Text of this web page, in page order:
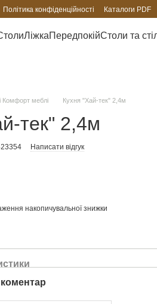
Політика конфіденційності Каталоги PDF
ЛіжкаПередпокійСтоли та
Комфорт меблі Кухня "Хай-тек" 2,4м
тек" 2,4м
Написати відгук
накопичувальної знижки